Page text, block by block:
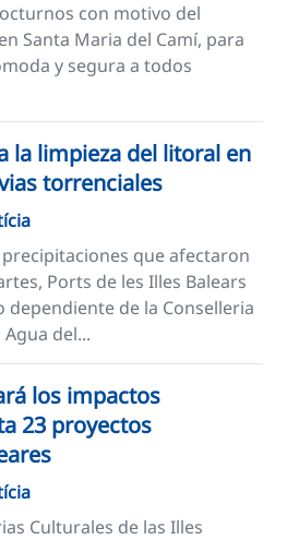
con motivo del
Santa Maria del Camí, para
y segura a todos
la limpieza del litoral en
torrenciales
que afectaron
Ports de les Illes Balears
dependiente de la Conselleria
del...
los impactos
23 proyectos
Culturales de las Illes